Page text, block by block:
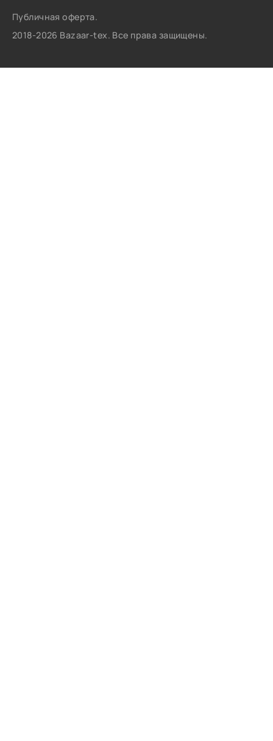
Публичная оферта.
2018-2026 Bazaar-tex. Все права защищены.